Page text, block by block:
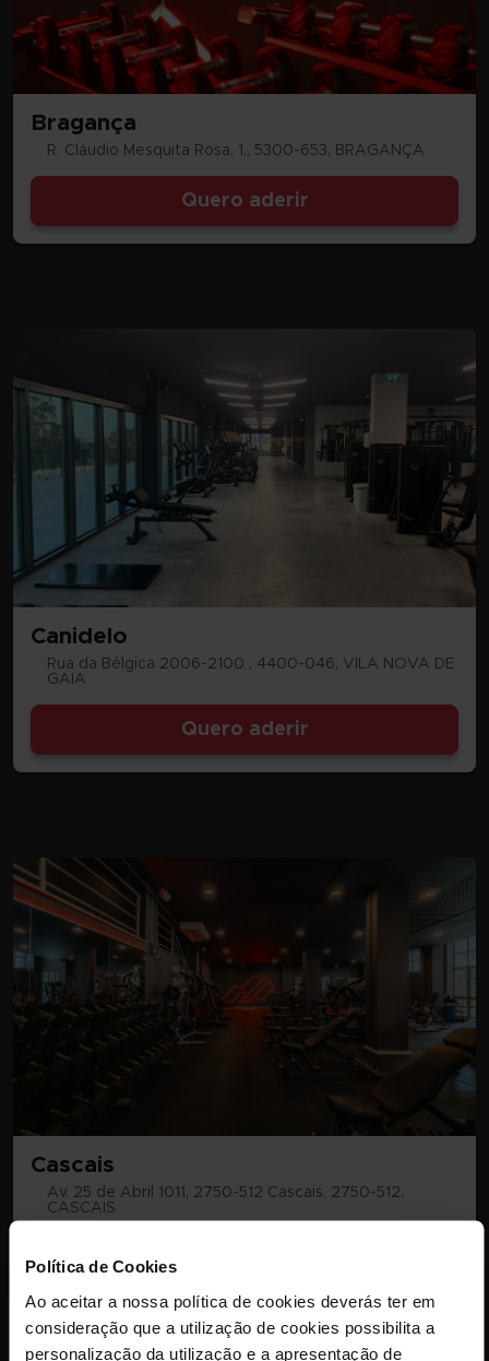
Política de Cookies
Ao aceitar a nossa política de cookies deverás ter em
consideração que a utilização de cookies possibilita a
personalização da utilização e a apresentação de
Bragança
R. Cláudio Mesquita Rosa, 1,, 5300-653, BRAGANÇA
Quero aderir
Canidelo
Rua da Bélgica 2006-2100 , 4400-046, VILA NOVA DE
GAIA
Quero aderir
Cascais
Av. 25 de Abril 1011, 2750-512 Cascais, 2750-512,
CASCAIS